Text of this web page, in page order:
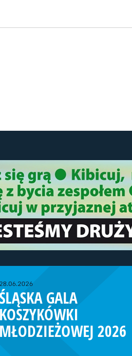
28.06.2026
ŚLĄSKA GALA
KOSZYKÓWKI
MŁODZIEŻOWEJ 2026